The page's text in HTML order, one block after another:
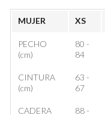
MUJER XS
PECHO
(cm)
80 -
84
CINTURA
(cm)
63 -
67
CADERA
88 -